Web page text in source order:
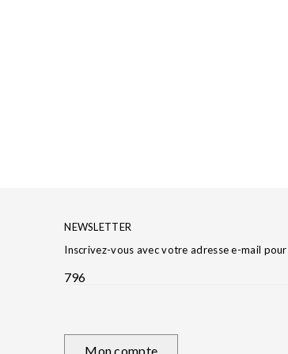
NEWSLETTER
Inscrivez-vous avec votre adresse e-mail
796
Mon compte